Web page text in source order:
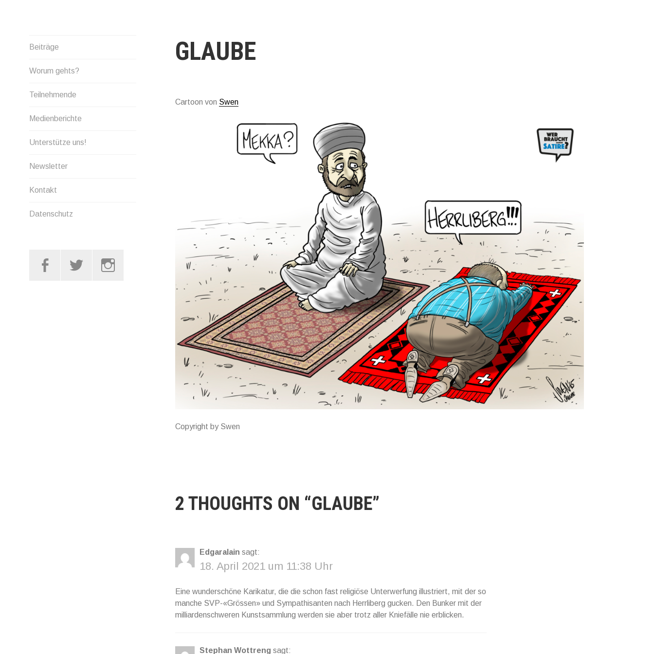
Beiträge
Worum gehts?
Teilnehmende
Medienberichte
Unterstütze uns!
Newsletter
Kontakt
Datenschutz
GLAUBE
Cartoon von Swen
Copyright by Swen
2 THOUGHTS ON “GLAUBE”
Edgaralain sagt:
18. April 2021 um 11:38 Uhr
Eine wunderschöne Karikatur, die die schon fast religiöse Unterwerfung illustriert, mit der so
manche SVP-«Grössen» und Sympathisanten nach Herrliberg gucken. Den Bunker mit der
milliardenschweren Kunstsammlung werden sie aber trotz aller Kniefälle nie erblicken.
Stephan Wottreng sagt: